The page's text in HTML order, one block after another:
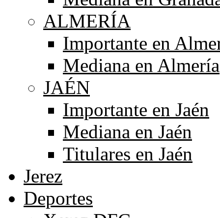
ALMERÍA
Importante en
Mediana en Almería
JAÉN
Importante en Jaén
Mediana en Jaén
Titulares en Jaén
Jerez
Deportes